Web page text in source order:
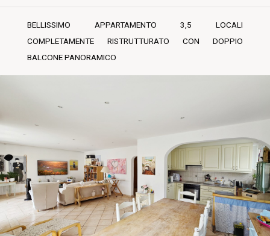
BELLISSIMO APPARTAMENTO 3,5 LOCALI
COMPLETAMENTE RISTRUTTURATO CON DOPPIO
BALCONE PANORAMICO